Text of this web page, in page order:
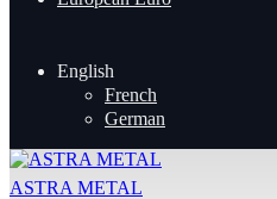
English
French
German
ASTRA METAL